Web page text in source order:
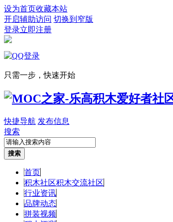
设为首页收藏本站
开启辅助访问 切换到窄版
登录立即注册
只需一步，快速开始
快捷导航 发布信息
搜索
搜索
首页
积木社区积木交流社区
行业资讯
品牌动态
拼装视频